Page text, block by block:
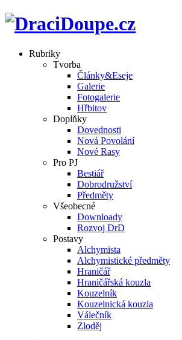
Rubriky
Tvorba
Články&Eseje
Galerie
Fotogalerie
Hřbitov
Doplňky
Dovednosti
Nová Povolání
Nové Rasy
Pro PJ
Bestiář
Dobrodružství
Předměty
Všeobecné
Downloady
Rozvoj DrD
Postavy
Alchymista
Alchymistické předměty
Hraničář
Hraničářská kouzla
Kouzelník
Kouzelnická kouzla
Válečník
Zloděj